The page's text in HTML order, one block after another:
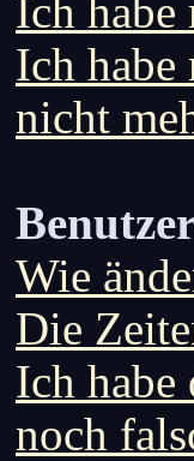
Ich
Ich
nicht
Wie
Die
Ich habe
noch